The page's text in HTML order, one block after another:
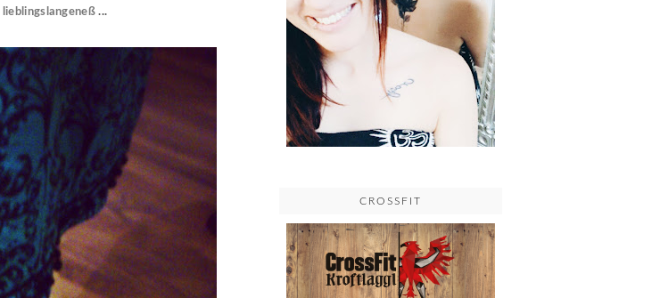
lieblingslangeneß...
CROSSFIT